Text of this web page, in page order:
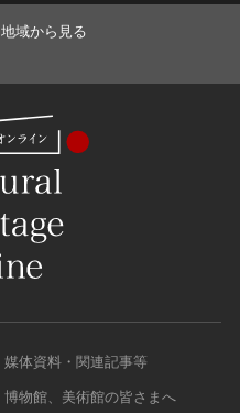
地域から見る
媒体資料・関連記事等
博物館、美術館の皆さまへ